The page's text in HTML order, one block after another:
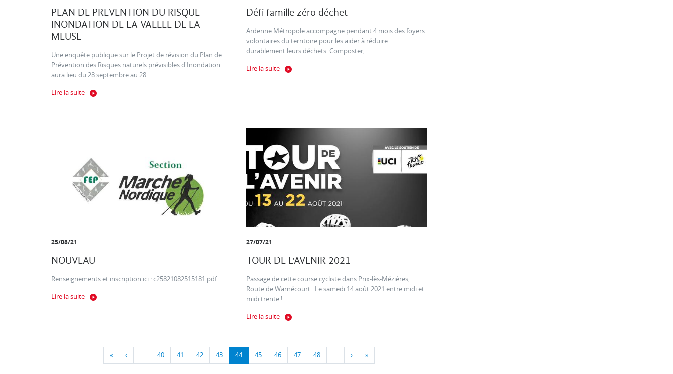
PLAN DE PREVENTION DU RISQUE
INONDATION DE LA VALLEE DE LA
MEUSE
Une enquête publique sur le Projet de révision du Plan de
Prévention des Risques naturels prévisibles d'Inondation
aura lieu du 28 septembre au 28...
Lire la suite
Défi famille zéro déchet
Ardenne Métropole accompagne pendant 4 mois des foyers
volontaires du territoire pour les aider à réduire
durablement leurs déchets. Composter,...
Lire la suite
25/08/21
NOUVEAU
Renseignements et inscription ici : c25821082515181.pdf
Lire la suite
27/07/21
TOUR DE L'AVENIR 2021
Passage de cette course cycliste dans Prix-lès-Mézières,
Route de Warnécourt Le samedi 14 août 2021 entre midi et
midi trente !
Lire la suite
« ‹ … 40 41 42 43 44 45 46 47 48 … › »